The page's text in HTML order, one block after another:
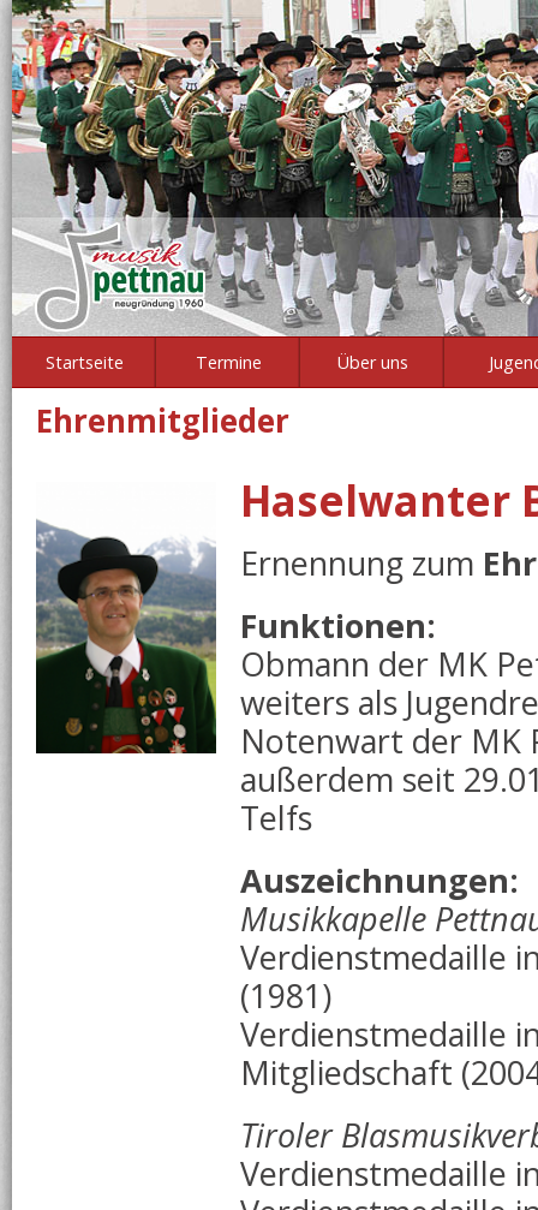
Startseite Termine Über uns
Ehrenmitglieder
Haselwanter
Ernennung zum
Funktionen:
Obmann der MK
weiters als
Notenwart der MK
außerdem seit
Telfs
Auszeichnungen:
Musikkapelle
Verdienstmedaille
(1981)
Verdienstmedaille
Mitgliedschaft
Tiroler
Verdienstmedaille